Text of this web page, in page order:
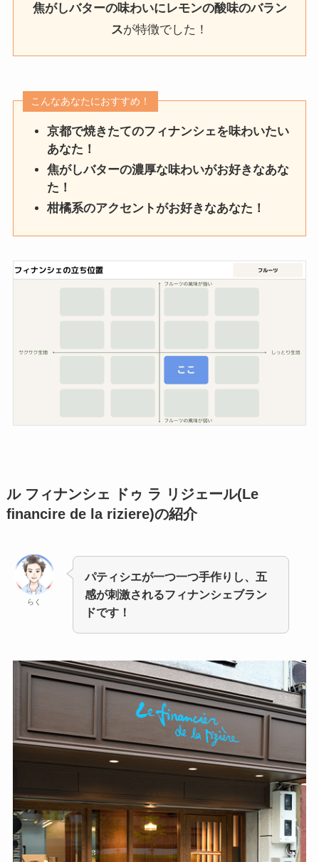
焦がしバターの味わいにレモンの酸味のバラン
スが特徴でした！
こんなあなたにおすすめ！
京都で焼きたてのフィナンシェを味わいたい
あなた！
焦がしバターの濃厚な味わいがお好きなあな
た！
柑橘系のアクセントがお好きなあなた！
ル フィナンシェ ドゥ ラ リジェール(Le
ﬁnancire de la riziere)の紹介
らく
パティシエが一つ一つ手作りし、五
感が刺激されるフィナンシェブラン
ドです！